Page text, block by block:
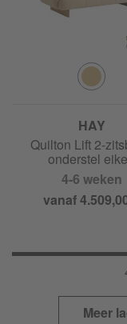
HAY
Quilton Lift 2-
onderstel
4-6 weken
vanaf
Meer